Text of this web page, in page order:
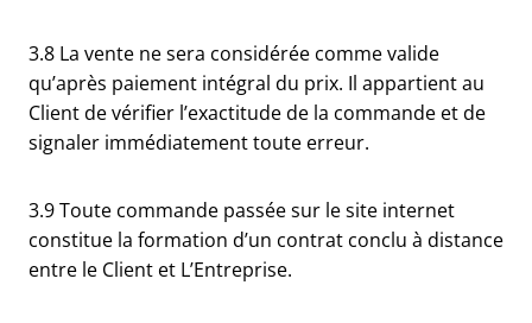
3.8 La vente ne sera considérée comme valide
qu’après paiement intégral du prix. Il appartient au
Client de vérifier l’exactitude de la commande et de
signaler immédiatement toute erreur.
3.9 Toute commande passée sur le site internet
constitue la formation d’un contrat conclu à distance
entre le Client et L’Entreprise.